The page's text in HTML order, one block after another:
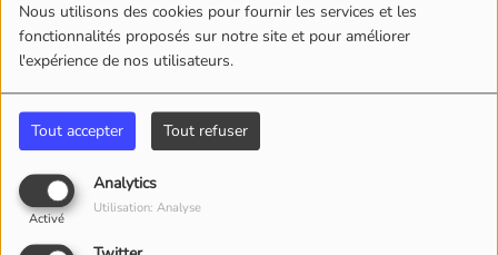
Nous utilisons des cookies pour fournir les services et les
fonctionnalités proposés sur notre site et pour améliorer
l'expérience de nos utilisateurs.
Tout accepter Tout refuser
Analytics
Activé
Utilisation: Analyse